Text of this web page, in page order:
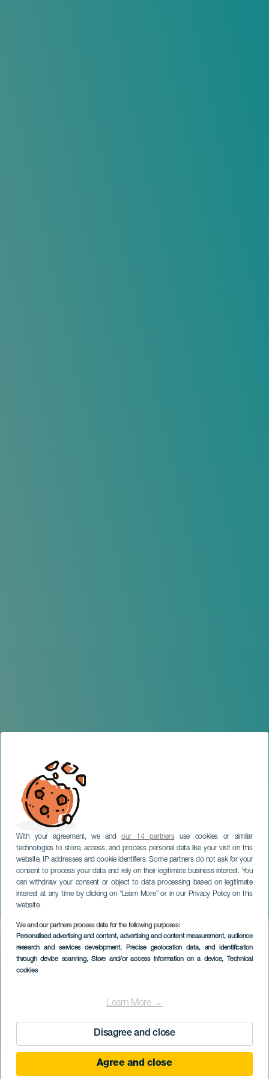
With your agreement, we andour 14 partnersuse cookies or similar
technologies to store, access, and process personal data like your visit on this
website, IP addresses and cookie identifiers. Some partners do not ask for your
consent to process your data and rely on their legitimate business interest. You
can withdraw your consent or object to data processing based on legitimate
interest at any time by clicking on “Learn More” or in our Privacy Policy on this
website.
We and our partners process data for the following purposes:
Personalised advertising and content, advertising and content measurement, audience
research and services development, Precise geolocation data, and identification
through device scanning, Store and/or access information on a device, Technical
cookies
Learn More →
Disagree and close
Agree and close
Lorca por Saura. Gran
Canaria
GRAN CANARIA
Imagen
Listado